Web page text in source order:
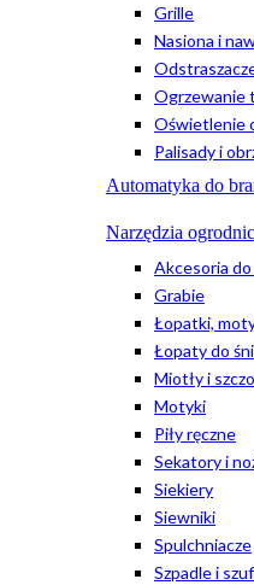
Grille
Nasiona i
Ogrzewanie
Oświetlenie
Palisady i
Automatyka do
Narzędzia
Akcesoria
Grabie
Łopatki,
Łopaty do
Miotły i
Motyki
Piły ręczne
Sekatory i
Siekiery
Siewniki
Spulchniacze
Szpadle i